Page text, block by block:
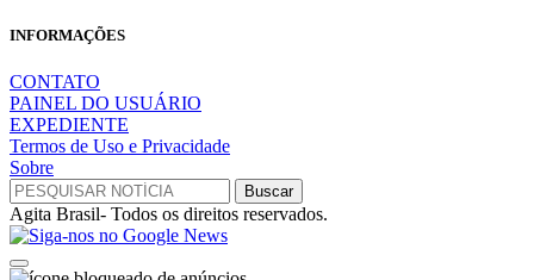
INFORMAÇÕES
CONTATO
PAINEL DO USUÁRIO
EXPEDIENTE
Termos de Uso e Privacidade
Sobre
Agita Brasil- Todos os direitos reservados.